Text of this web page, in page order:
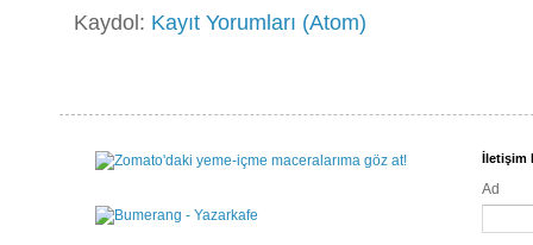
Kaydol: Kayıt Yorumları (Atom)
İletişim
Ad